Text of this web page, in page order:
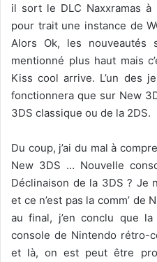
il sort le DLC Naxxramas
pour trait une instance de
Alors Ok, les nouveautés
mentionné plus haut mais
Kiss cool arrive. L’un des
fonctionnera que sur New
3DS classique ou de la 2DS.
Du coup, j’ai du mal à
New 3DS … Nouvelle
Déclinaison de la 3DS ? Je
et ce n’est pas la comm’ de
au final, j’en conclu que
console de Nintendo rétro-
et là, on est peut être